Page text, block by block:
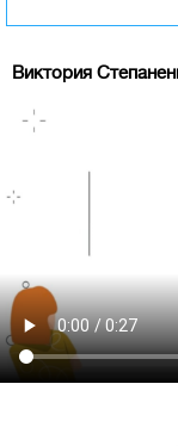
Виктория